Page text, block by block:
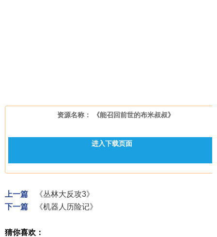
资源名称： 《能召回前世的布米叔叔》
进入下载页面
上一篇
《丛林大反攻3》
下一篇
《机器人历险记》
猜你喜欢：